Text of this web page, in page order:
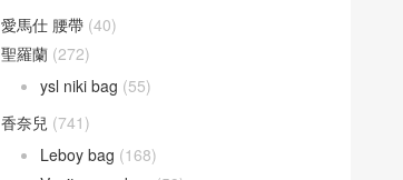
愛馬仕 腰帶 (40)
聖羅蘭 (272)
ysl niki bag (55)
香奈兒 (741)
Leboy bag (168)